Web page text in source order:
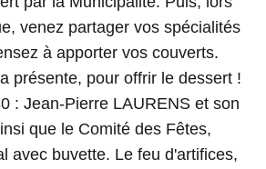
venez partager vos spécialités
à apporter vos couverts.
présente, pour offrir le dessert !
: Jean-Pierre LAURENS et son
que le Comité des Fêtes,
avec buvette. Le feu d'artifices,